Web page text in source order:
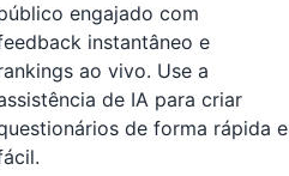
engajado com
instantâneo e
ao vivo. Use a
de IA para criar
de forma rápida e